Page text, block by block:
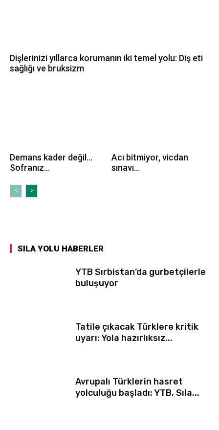
Dişlerinizi yıllarca korumanın iki temel yolu: Diş eti
sağlığı ve bruksizm
Demans kader değil…
Sofranız...
Acı bitmiyor, vicdan
sınavı...
SILA YOLU HABERLER
YTB Sırbistan’da gurbetçilerle
buluşuyor
Tatile çıkacak Türklere kritik
uyarı: Yola hazırlıksız...
Avrupalı Türklerin hasret
yolculuğu başladı: YTB, Sıla...